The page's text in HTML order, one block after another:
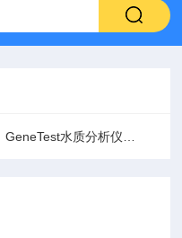
GeneTest水质分析仪